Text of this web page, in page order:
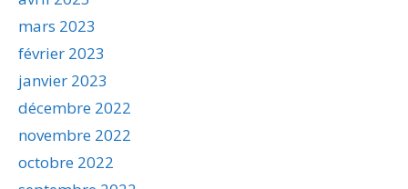
mars 2023
février 2023
janvier 2023
décembre 2022
novembre 2022
octobre 2022